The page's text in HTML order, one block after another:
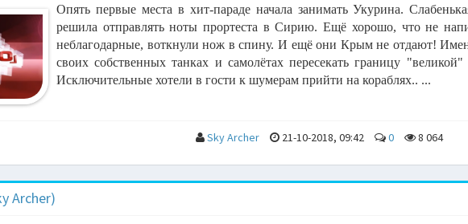
Опять первые места в хит-параде начала занимать Укурина.
решила отправлять ноты прортеста в Сирию. Ещё хорошо, что не
неблагодарные, воткнули нож в спину. И ещё они Крым не отдают!
своих собственных танках и самолётах пересекать границу
Исключительные хотели в гости к шумерам прийти на кораблях.. ...
Sky Archer 21-10-2018, 09:42 0 8 064
Archer)